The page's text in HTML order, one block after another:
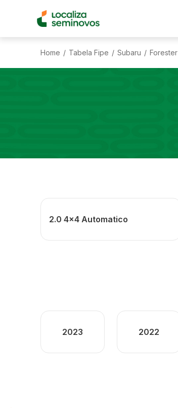
Home / Tabela Fipe / Subaru / Forester
2.0 4x4 Automatico
2023 2022